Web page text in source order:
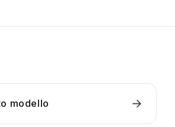
modello →